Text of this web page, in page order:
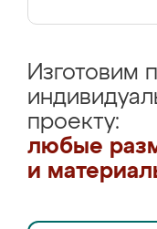
Изготовим
проекту:
любые
и